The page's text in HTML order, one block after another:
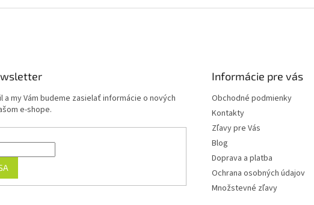
a my Vám budeme zasielať informácie o nových
e-shope.
Informácie pre vás
Obchodné podmienky
Kontakty
Zľavy pre Vás
Blog
Doprava a platba
Ochrana osobných údajov
Množstevné zľavy